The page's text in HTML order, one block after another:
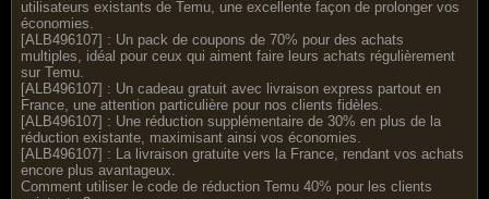
utilisateurs existants de Temu, une excellente façon de prolonger vos
économies.
[ALB496107] : Un pack de coupons de 70% pour des achats
multiples, idéal pour ceux qui aiment faire leurs achats régulièrement
sur Temu.
[ALB496107] : Un cadeau gratuit avec livraison express partout en
France, une attention particulière pour nos clients fidèles.
[ALB496107] : Une réduction supplémentaire de 30% en plus de la
réduction existante, maximisant ainsi vos économies.
[ALB496107] : La livraison gratuite vers la France, rendant vos achats
encore plus avantageux.
Comment utiliser le code de réduction Temu 40% pour les clients